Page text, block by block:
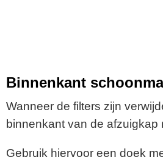
Binnenkant
Wanneer de filters zijn
binnenkant van de afzuigkap
Gebruik hiervoor een doek